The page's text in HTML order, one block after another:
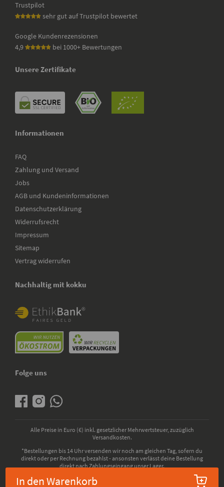
In den Warenkorb
Trustpilot
sehr gut auf Trustpilot bewertet
Google Kundenrezensionen
4,9
bei 1000+ Bewertungen
Unsere Zertifikate
Informationen
FAQ
Zahlung und Versand
Jobs
AGB und Kundeninformationen
Datenschutzerklärung
Widerrufsrecht
Impressum
Sitemap
Vertrag widerrufen
Nachhaltig mit kokku
Folge uns
Alle Preise in Euro (€) inkl. gesetzlicher Mehrwertsteuer, zuzüglich
Versandkosten.
*Bestellungen bis 14 Uhr versenden wir noch am gleichen Tag, sofern du
direkt oder per Rechnung bezahlst - ansonsten verlässt deine Bestellung
direkt nach Zahlungseingang unser Lager.
© 2026 - kokku GmbH - Alle Rechte vorbehalten. Bio-Zertifizierung durch die